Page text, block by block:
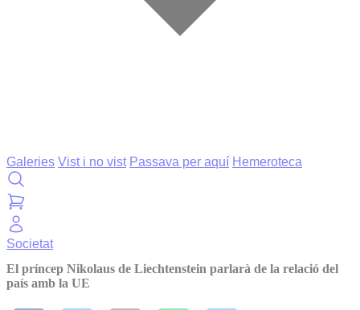
Galeries Vist i no vist Passava per aquí Hemeroteca
Societat
El príncep Nikolaus de Liechtenstein parlarà de la relació del
país amb la UE